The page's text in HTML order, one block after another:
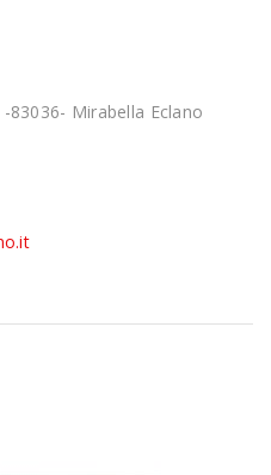
83036- Mirabella Eclano